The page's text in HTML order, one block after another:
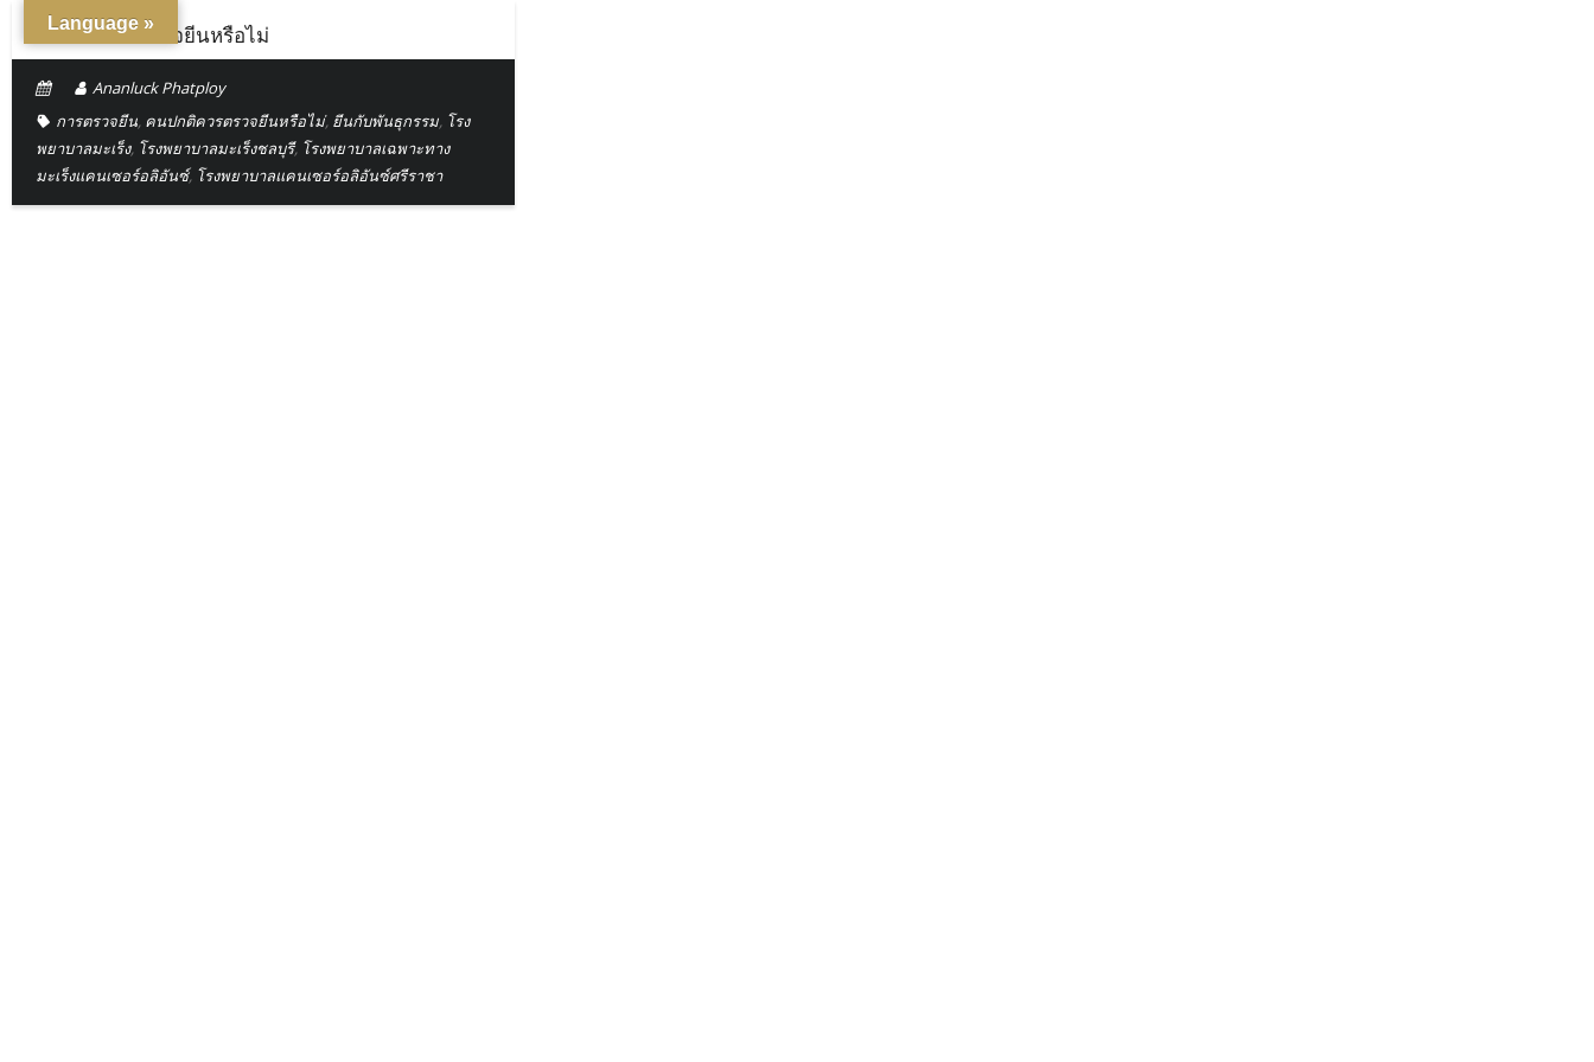
คนปกติควรตรวจยีนหรือไม่
Ananluck Phatploy
การตรวจยีน, คนปกติควรตรวจยีนหรือไม่, ยีนกับพันธุกรรม, โรง
พยาบาลมะเร็ง, โรงพยาบาลมะเร็งชลบุรี, โรงพยาบาลเฉพาะทาง
มะเร็งแคนเซอร์อลิอันซ์, โรงพยาบาลแคนเซอร์อลิอันซ์ศรีราชา
Language »